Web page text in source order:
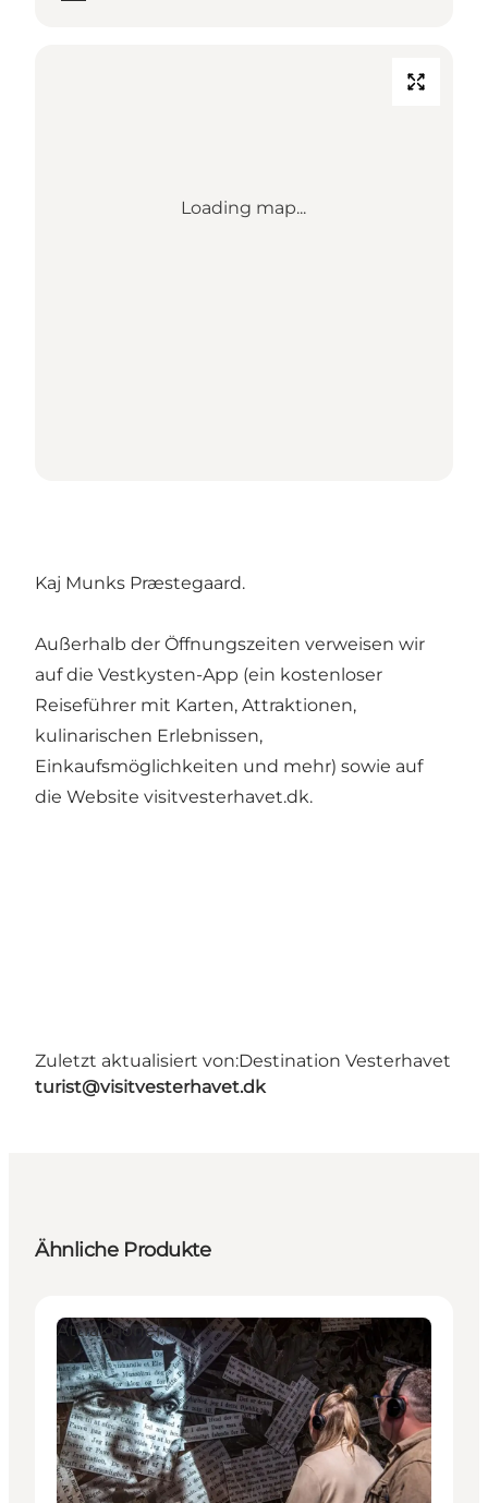
Loading map...
Kaj Munks Præstegaard.
Außerhalb der Öffnungszeiten verweisen wir
auf die Vestkysten-App (ein kostenloser
Reiseführer mit Karten, Attraktionen,
kulinarischen Erlebnissen,
Einkaufsmöglichkeiten und mehr) sowie auf
die Website visitvesterhavet.dk.
Zuletzt aktualisiert von:Destination Vesterhavet
turist@visitvesterhavet.dk
Ähnliche Produkte
Attraktionen